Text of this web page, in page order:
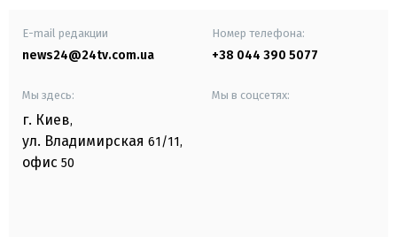
E-mail редакции
news24@24tv.com.ua
Номер телефона:
+38 044 390 5077
Мы здесь:
г. Киев,
ул. Владимирская 61/11,
офис 50
Мы в соцсетях: